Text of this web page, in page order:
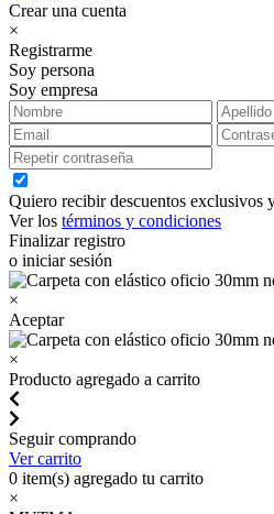
Crear una cuenta
×
Registrarme
Soy persona
Soy empresa
Quiero recibir descuentos exclusivos
Ver los términos y condiciones
Finalizar registro
o iniciar sesión
×
Aceptar
×
Producto agregado a carrito
Seguir comprando
Ver carrito
0 item(s) agregado tu carrito
×